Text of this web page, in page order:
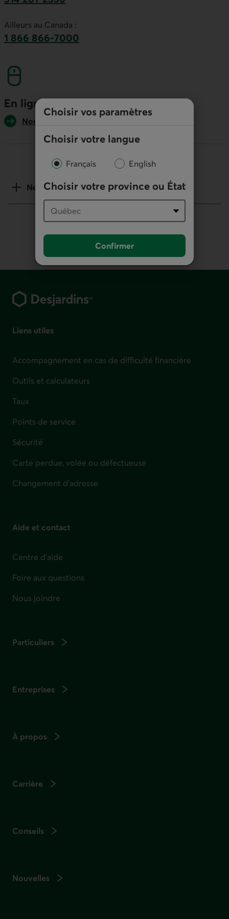
Choisir vos paramètres
Choisir votre langue
Français English
Choisir votre province ou État
Confirmer
Ailleurs au Canada :
1 866 866-7000
En ligne
Nous écrire
Notes
Liens utiles
Accompagnement en cas de difficulté financière
Outils et calculateurs
Taux
Points de service
Sécurité
Carte perdue, volée ou défectueuse
Changement d'adresse
Aide et contact
Centre d'aide
Foire aux questions
Nous joindre
Particuliers
Entreprises
À propos
Carrière
Conseils
Nouvelles